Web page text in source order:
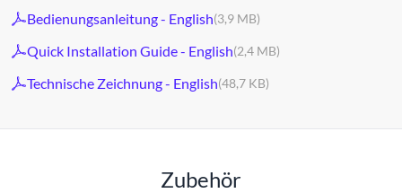
Bedienungsanleitung - English(3,9 MB)
Quick Installation Guide - English(2,4 MB)
Technische Zeichnung - English(48,7 KB)
Zubehör